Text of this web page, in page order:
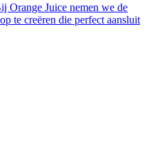
Orange Juice nemen we de
te creëren die perfect aansluit